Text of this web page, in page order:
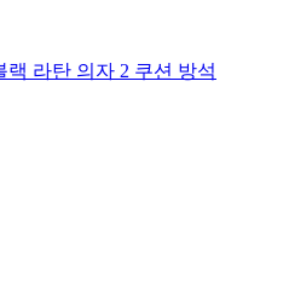
라탄 의자 2 쿠션 방석